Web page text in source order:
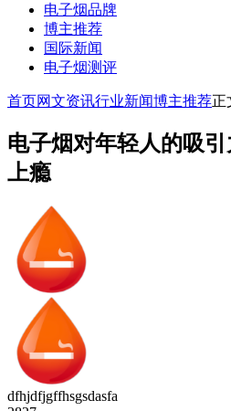
电子烟品牌
博主推荐
国际新闻
电子烟测评
首页网文资讯行业新闻博主推荐正
电子烟对年轻人的吸
上瘾
dfhjdfjgffhsgsdasfa